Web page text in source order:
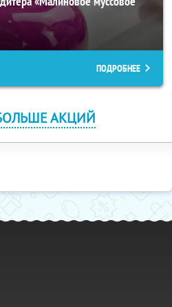
ПОДРОБНЕЕ
АКЦИЙ